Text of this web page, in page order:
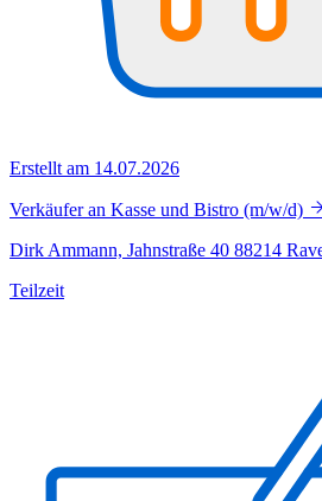
Erstellt am 14.07.2026
Verkäufer an Kasse und Bistro (m/w/d)
Dirk Ammann, Jahnstraße 40 88214
Teilzeit